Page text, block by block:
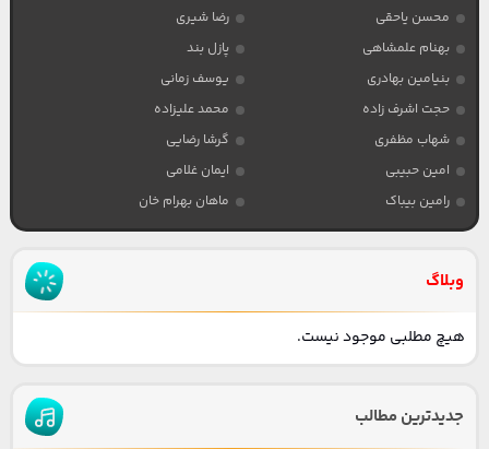
محسن یاحقی
رضا شیری
بهنام علمشاهی
پازل بند
بنیامین بهادری
یوسف زمانی
حجت اشرف زاده
محمد علیزاده
شهاب مظفری
گرشا رضایی
امین حبیبی
ایمان غلامی
رامین بیباک
ماهان بهرام خان
وبلاگ
هیچ مطلبی موجود نیست.
جدیدترین مطالب